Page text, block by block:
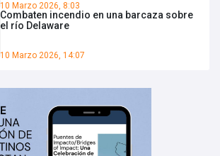
10 Marzo 2026, 8:03
Combaten incendio en una barcaza sobre
el río Delaware
10 Marzo 2026, 14:07